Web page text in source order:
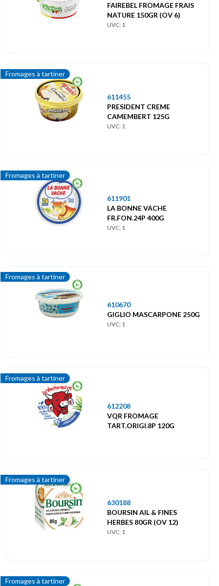
FAIREBEL FROMAGE FRAIS
NATURE 150GR (OV 6)
UVC: 1
Fromages à tartiner
611455
PRESIDENT CREME
CAMEMBERT 125G
UVC: 1
Fromages à tartiner
611901
LA BONNE VACHE
FR.FON.24P 400G
UVC: 1
Fromages à tartiner
610670
GIGLIO MASCARPONE 250G
UVC: 1
Fromages à tartiner
612208
VQR FROMAGE
TART.ORIGI.8P 120G
Fromages à tartiner
630188
BOURSIN AIL & FINES
HERBES 80GR (OV 12)
UVC: 1
Fromages à tartiner